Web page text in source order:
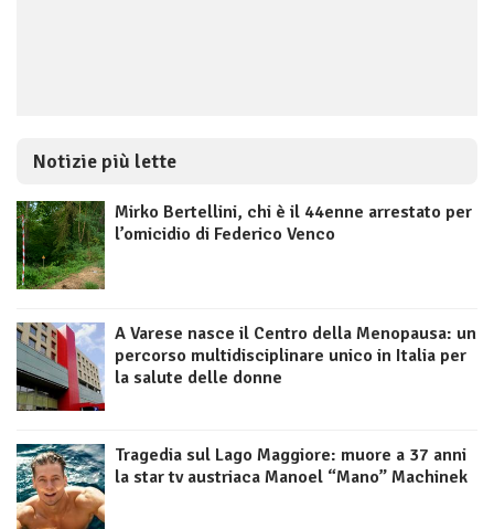
Notizie più lette
Mirko Bertellini, chi è il 44enne arrestato per
l’omicidio di Federico Venco
A Varese nasce il Centro della Menopausa: un
percorso multidisciplinare unico in Italia per
la salute delle donne
Tragedia sul Lago Maggiore: muore a 37 anni
la star tv austriaca Manoel “Mano” Machinek